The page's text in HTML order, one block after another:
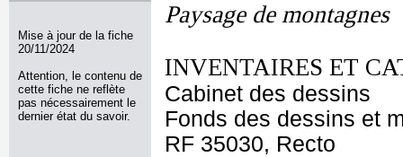
Mise à jour de la fiche
20/11/2024
Attention, le contenu de
cette fiche ne reflète
pas nécessairement le
dernier état du savoir.
Paysage de montagnes
INVENTAIRES ET
Cabinet des dessins
Fonds des dessins et
RF 35030, Recto